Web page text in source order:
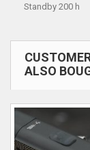
Standby 200 h
ALSO